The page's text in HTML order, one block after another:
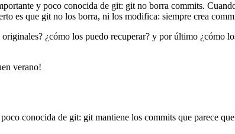
y poco conocida de git: git no borra commits.
es que git no los borra, ni los modifica: siempre crea
¿cómo los puedo recuperar? y por último ¿cómo
verano!
conocida de git: git mantiene los commits que parece